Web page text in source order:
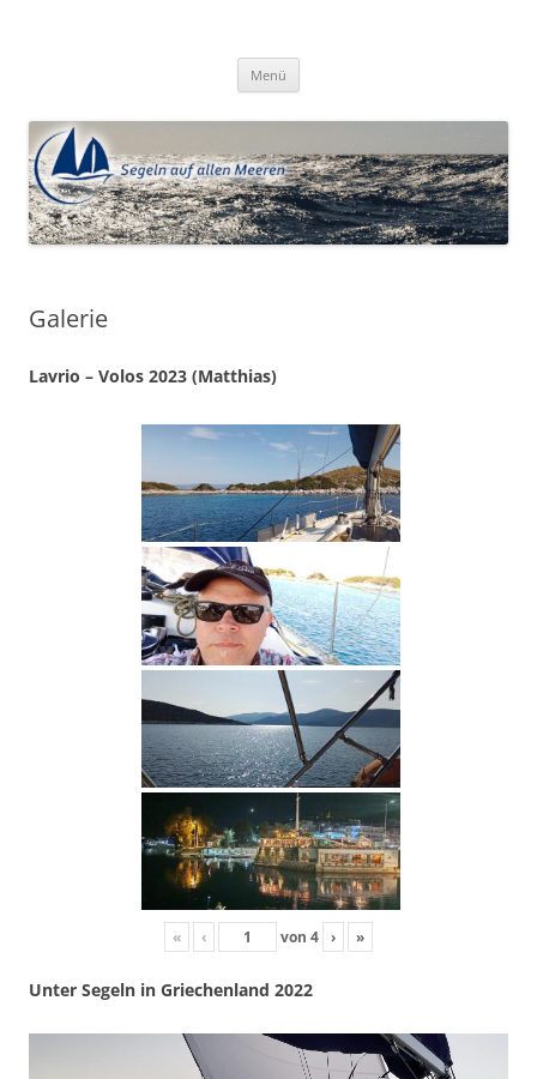
Menü
Galerie
Lavrio – Volos 2023 (Matthias)
« ‹ von 4 › »
Unter Segeln in Griechenland 2022